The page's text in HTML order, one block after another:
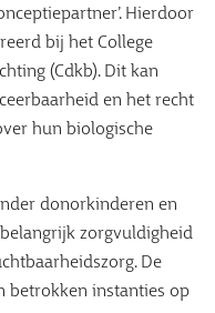
Hierdoor
bij het College
(Cdkb). Dit kan
en het recht
hun biologische
donorkinderen en
zorgvuldigheid
De
betrokken instanties op